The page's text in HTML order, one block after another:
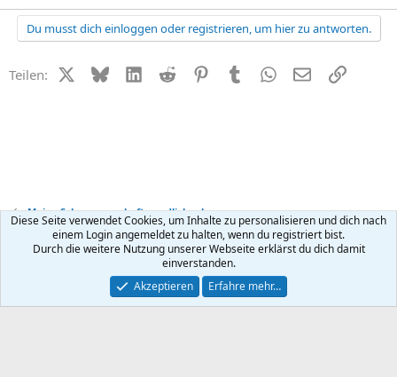
Du musst dich einloggen oder registrieren, um hier zu antworten.
Teilen: X (Twitter)
BlueskyLinkedIn
Reddit PinterestTumblr WhatsApp
E-MailLink
Meine Schwangerschaft - endlich schwanger
Kontakt Nutzungsbedingungen Datenschutz Hilfe
R
Community platform by XenForo ® © 2010-2026 XenForo Ltd.
Diese Seite verwendet Cookies, um Inhalte zu personalisieren und dich nach
einem Login angemeldet zu halten, wenn du registriert bist.
Durch die weitere Nutzung unserer Webseite erklärst du dich damit
einverstanden.
Akzeptieren
Erfahre mehr…